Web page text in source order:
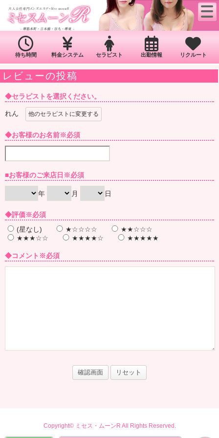
待ち時間 料金システム セラピスト 出勤情報 リクルート
レビューの投稿
◆セラピストを選択ください。
れん 他のセラピストに変更する
◆お客様のお名前※必須
■お客様のご来店日 ※必須
年 月 日
◆評価※必須
(星なし)
★☆☆☆☆
★★☆☆☆
★★★☆☆
★★★★☆ ★★★★★
◆コメント ※必須
Copyright© ミセス・ムーンR All Rights Reserved.